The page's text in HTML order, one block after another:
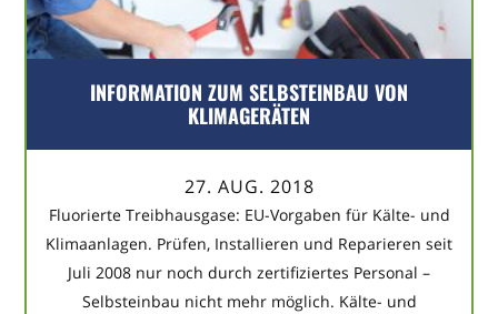
INFORMATION ZUM SELBSTEINBAU VON
KLIMAGERÄTEN
27. AUG. 2018
Fluorierte Treibhausgase: EU-Vorgaben für Kälte- und
Klimaanlagen. Prüfen, Installieren und Reparieren seit
Juli 2008 nur noch durch zertifiziertes Personal –
Selbsteinbau nicht mehr möglich. Kälte- und